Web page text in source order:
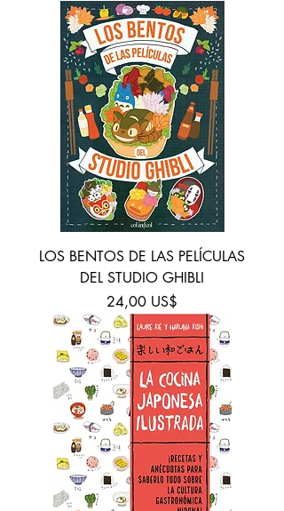
LOS BENTOS DE LAS PELÍCULAS
DEL STUDIO GHIBLI
Precio
24,00 US$